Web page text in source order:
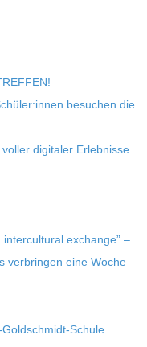
besu­chen die
vol­ler digi­ta­ler Erleb­nisse
inter­cul­tu­ral exch­ange” –
ver­brin­gen eine Woche
Schule